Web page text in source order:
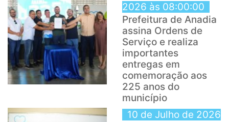
2026 às 08:00:00
Prefeitura de Anadia
assina Ordens de
Serviço e realiza
importantes
entregas em
comemoração aos
225 anos do
município
10 de Julho de 2026